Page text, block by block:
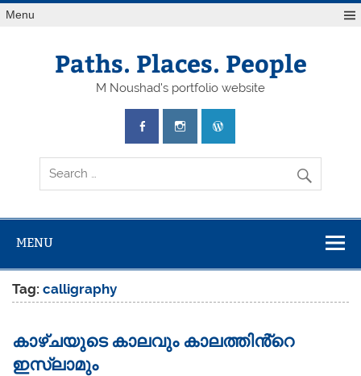
Skip
toMenu
Paths. Places. People
M Noushad's portfolio website
MENU
Tag:calligraphy
കാഴ്‌ചയുടെ കാലവും കാലത്തിൻ്റെ
ഇസ്‌ലാമും